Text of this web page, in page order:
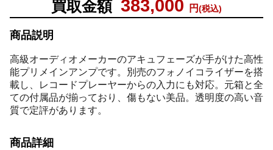
買取金額 383,000 円(税込)
商品説明
高級オーディオメーカーのアキュフェーズが手がけた高性
能プリメインアンプです。別売のフォノイコライザーを搭
載し、レコードプレーヤーからの入力にも対応。元箱と全
ての付属品が揃っており、傷もない美品。透明度の高い音
質で定評があります。
商品詳細